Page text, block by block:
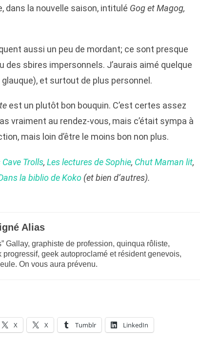
dans la nouvelle saison, intitulé Gog et Magog,
aussi un peu de mordant; ce sont presque
des sbires impersonnels. J’aurais aimé quelque
et surtout de plus personnel.
est un plutôt bon bouquin. C’est certes assez
vraiment au rendez-vous, mais c’était sympa à
mais loin d’être le moins bon non plus.
Trolls, Les lectures de Sophie, Chut Maman lit,
la biblio de Koko(et bien d’autres).
Alias
Gallay, graphiste de profession, quinqua rôliste,
progressif, geek autoproclamé et résident genevois,
On vous aura prévenu.
X X Tumblr LinkedIn